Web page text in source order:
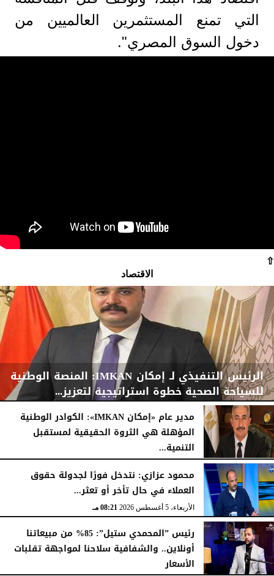
التي تمنع المستثمرين العالميين من
دخول السوق المصري".
⇧
الاقتصاد
الرئيس التنفيذي لـ إمكان IMKAN: المنصة الوطنية
للسياحة الصحية خطوة استراتيجية لتعزيز...
الأحد، 9 أغسطس 2026 09:01 مـ
مدير عام «إمكان IMKAN»: الكوادر الوطنية
المؤهلة هي الثروة الحقيقية لمستقبل
التنمية...
الخميس، 6 أغسطس 2026
محمود عزازي: نتدخل فورًا لجدولة حقوق
العملاء في حال تأخر أو تعثر...
الأربعاء، 5 أغسطس 2026 08:21 مـ
رئيس ”المحمدي ستيل”: 85% من مبيعاتنا
أونلاين.. والشفافية سلاحنا لمواجهة تقلبات
الأسعار